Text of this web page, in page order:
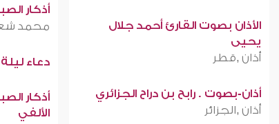
الأذان بصوت القارئ أحمد جلال
يحيى
أذان ,قطر
أذان-بصوت . رابح بن دراح الجزائري
أذان ,الجزائر
أذكار
محمد
دعاء ليلة
أذكار
الألفي